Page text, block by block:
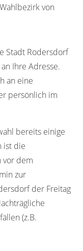
von
Stadt Rodersdorf
Ihre Adresse.
an eine
persönlich im
bereits einige
ist die
vor dem
zur
der Freitag
(z.B.